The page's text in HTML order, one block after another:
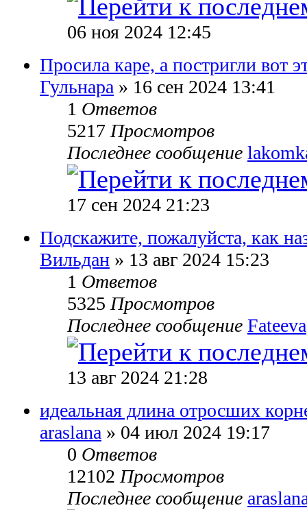
06 ноя 2024 12:45
Просила каре, а постригли вот
Гульнара » 16 сен 2024 13:41
1 Ответов
5217Просмотров
Последнее сообщение
17 сен 2024 21:23
Подскажите, пожалуйста, как
Вильдан » 13 авг 2024 15:23
1 Ответов
5325Просмотров
Последнее сообщение Fateeva
13 авг 2024 21:28
идеальная длина отросших
araslana » 04 июл 2024 19:17
0 Ответов
12102Просмотров
Последнее сообщение